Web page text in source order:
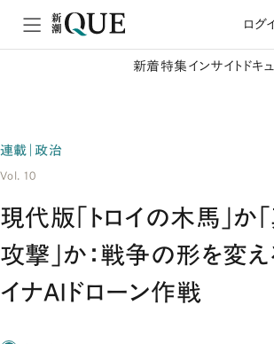
ログ
新着特集 インサイト ドキ
連載｜政治
Vol. 10
現代版「トロイの木馬」か
攻撃」か：戦争の形を変え
イナAIドローン作戦